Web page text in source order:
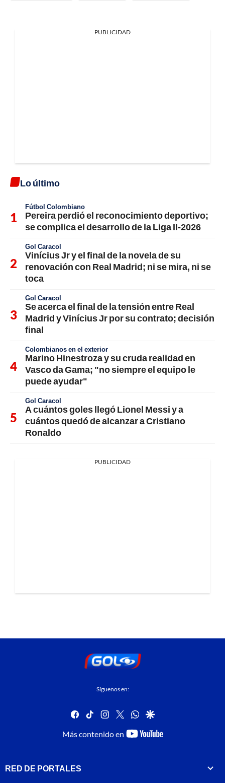
PUBLICIDAD
Lo último
Fútbol Colombiano
Pereira perdió el reconocimiento deportivo;
se complica el desarrollo de la Liga II-2026
Gol Caracol
Vinícius Jr y el final de la novela de su
renovación con Real Madrid; ni se mira, ni se
toca
Gol Caracol
Se acerca el final de la tensión entre Real
Madrid y Vinícius Jr por su contrato; decisión
final
Colombianos en el exterior
Marino Hinestroza y su cruda realidad en
Vasco da Gama; "no siempre el equipo le
puede ayudar"
Gol Caracol
A cuántos goles llegó Lionel Messi y a
cuántos quedó de alcanzar a Cristiano
Ronaldo
PUBLICIDAD
Síguenos en:
facebook
tiktok instagram
twitterwhatsapp
google
Más contenido en
youtube-
RED DE PORTALES